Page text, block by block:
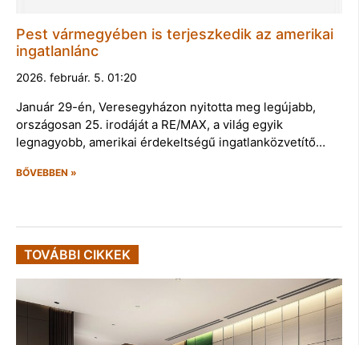
Pest vármegyében is terjeszkedik az amerikai
ingatlanlánc
2026. február. 5. 01:20
Január 29-én, Veresegyházon nyitotta meg legújabb,
országosan 25. irodáját a RE/MAX, a világ egyik
legnagyobb, amerikai érdekeltségű ingatlanközvetítő…
BŐVEBBEN »
TOVÁBBI CIKKEK